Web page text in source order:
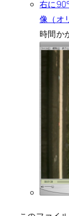
右に
像（オ
時間か